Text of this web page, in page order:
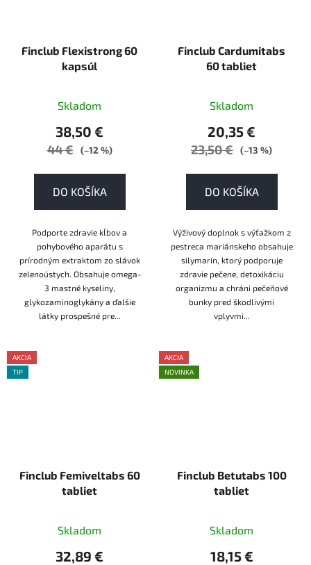
Finclub Flexistrong 60
kapsúl
Skladom
38,50 €
44 € (–12 %)
DO KOŠÍKA
Podporte zdravie kĺbov a
pohybového aparátu s
prírodným extraktom zo slávok
zelenoústych. Obsahuje omega-
3 mastné kyseliny,
glykozaminoglykány a ďalšie
látky prospešné pre...
Finclub Cardumitabs
60 tabliet
Skladom
20,35 €
23,50 € (–13 %)
DO KOŠÍKA
Výživový doplnok s výťažkom z
pestreca mariánskeho obsahuje
silymarín, ktorý podporuje
zdravie pečene, detoxikáciu
organizmu a chráni pečeňové
bunky pred škodlivými
vplyvmi...
AKCIA
TIP
Finclub Femiveltabs 60
tabliet
Skladom
32,89 €
AKCIA
NOVINKA
Finclub Betutabs 100
tabliet
Skladom
18,15 €